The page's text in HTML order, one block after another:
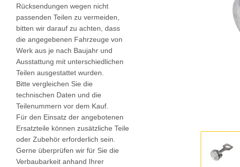
Rücksendungen wegen nicht
passenden Teilen zu vermeiden,
bitten wir darauf zu achten, dass
die angegebenen Fahrzeuge von
Werk aus je nach Baujahr und
Ausstattung mit unterschiedlichen
Teilen ausgestattet wurden.
Bitte vergleichen Sie die
technischen Daten und die
Teilenummern vor dem Kauf.
Für den Einsatz der angebotenen
Ersatzteile können zusätzliche Teile
oder Zubehör erforderlich sein.
Gerne überprüfen wir für Sie die
Verbaubarkeit anhand Ihrer